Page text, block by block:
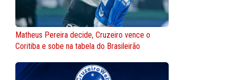
Matheus Pereira decide, Cruzeiro vence o
Coritiba e sobe na tabela do Brasileirão